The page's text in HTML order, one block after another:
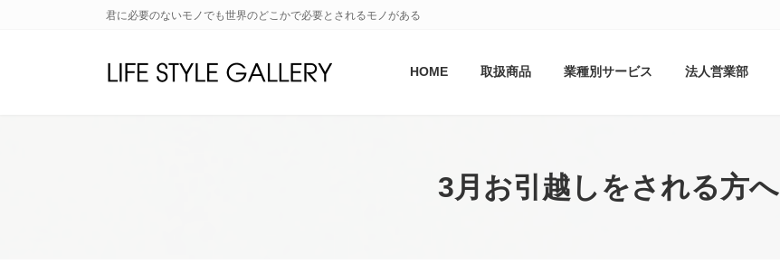
君に必要のないモノでも世界のどこかで必要とされるモノがある
HOME 取扱商品 業種別サービス 法人営業部
3月お引越しをされる方へ